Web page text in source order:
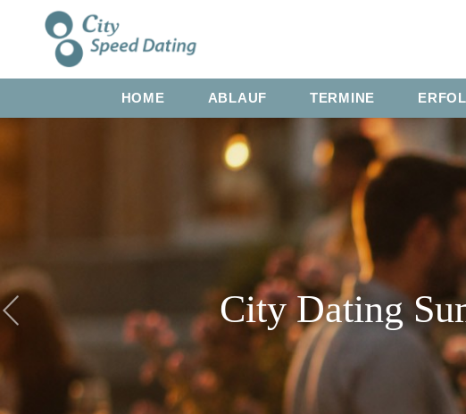
HOME ABLAUF TERMINE
City Dating